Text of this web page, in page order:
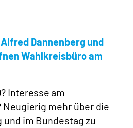
Dannenberg und
Wahlkreisbüro am
Interesse am
mehr über die
im Bundestag zu